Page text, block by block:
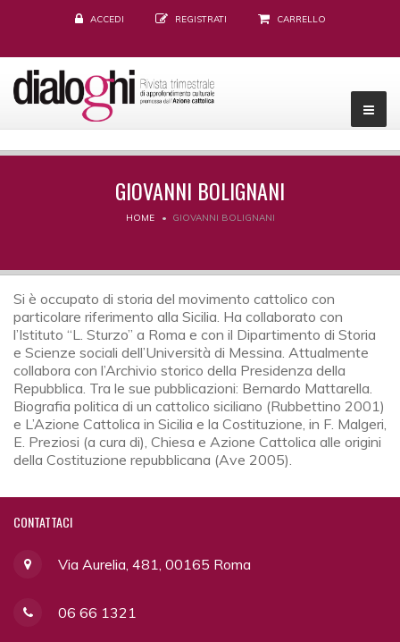
ACCEDI REGISTRATI CARRELLO
GIOVANNI BOLIGNANI
HOME GIOVANNI BOLIGNANI
Si è occupato di storia del movimento cattolico con
particolare riferimento alla Sicilia. Ha collaborato con
l’Istituto “L. Sturzo” a Roma e con il Dipartimento di Storia
e Scienze sociali dell’Università di Messina. Attualmente
collabora con l’Archivio storico della Presidenza della
Repubblica. Tra le sue pubblicazioni: Bernardo Mattarella.
Biografia politica di un cattolico siciliano (Rubbettino 2001)
e L’Azione Cattolica in Sicilia e la Costituzione, in F. Malgeri,
E. Preziosi (a cura di), Chiesa e Azione Cattolica alle origini
della Costituzione repubblicana (Ave 2005).
CONTATTACI
Via Aurelia, 481, 00165 Roma
06 66 1321